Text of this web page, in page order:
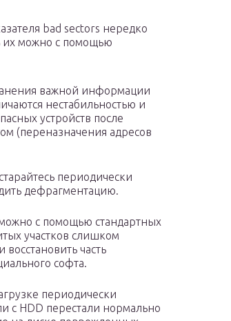
bad sectors нередко
их можно с помощью
важной информации
нестабильностью и
устройств после
(переназначения адресов
периодически
дефрагментацию.
с помощью стандартных
участков слишком
часть
софта.
периодически
с HDD перестали нормально